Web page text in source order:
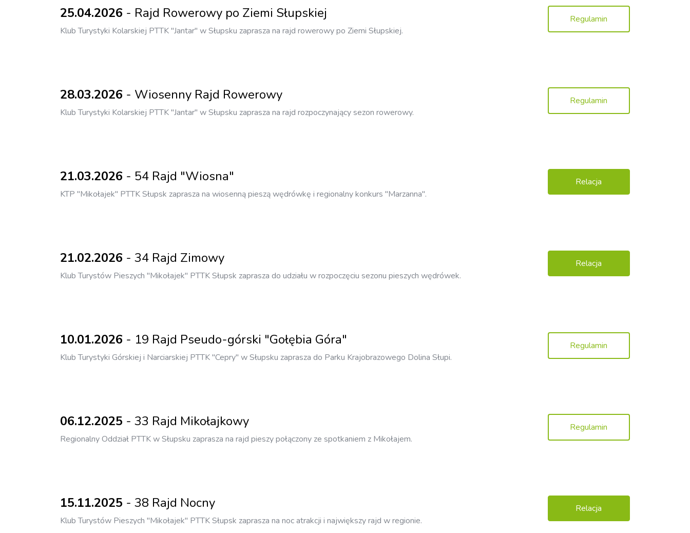
25.04.2026 - Rajd Rowerowy po Ziemi Słupskiej
Klub Turystyki Kolarskiej PTTK "Jantar" w Słupsku zaprasza na rajd rowerowy po Ziemi Słupskiej.
Regulamin
28.03.2026 - Wiosenny Rajd Rowerowy
Klub Turystyki Kolarskiej PTTK "Jantar" w Słupsku zaprasza na rajd rozpoczynający sezon rowerowy.
Regulamin
21.03.2026 - 54 Rajd "Wiosna"
KTP "Mikołajek" PTTK Słupsk zaprasza na wiosenną pieszą wędrówkę i regionalny konkurs "Marzanna".
Relacja
21.02.2026 - 34 Rajd Zimowy
Klub Turystów Pieszych "Mikołajek" PTTK Słupsk zaprasza do udziału w rozpoczęciu sezonu pieszych wędrówek.
Relacja
10.01.2026 - 19 Rajd Pseudo-górski "Gołębia Góra"
Klub Turystyki Górskiej i Narciarskiej PTTK "Cepry" w Słupsku zaprasza do Parku Krajobrazowego Dolina Słupi.
Regulamin
06.12.2025 - 33 Rajd Mikołajkowy
Regionalny Oddział PTTK w Słupsku zaprasza na rajd pieszy połączony ze spotkaniem z Mikołajem.
Regulamin
15.11.2025 - 38 Rajd Nocny
Klub Turystów Pieszych "Mikołajek" PTTK Słupsk zaprasza na noc atrakcji i największy rajd w regionie.
Relacja